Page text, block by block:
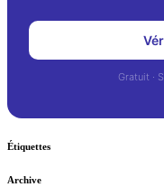
Gratuit ·
Étiquettes
Archive